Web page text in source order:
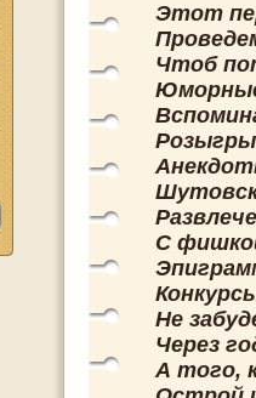
Этот
Чтоб
С
Не
Через
А того,